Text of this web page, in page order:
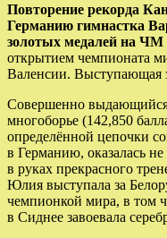
Повторение рекорда
Германию гимнастка
золотых медалей на ЧМ
открытием чемпионата
Валенсии. Выступающая
Совершенно выдающийся
многоборье (142,850
определённой цепочки
в Германию, оказалась
в руках прекрасного
Юлия выступала за
чемпионкой мира, в том
в Сиднее завоевала